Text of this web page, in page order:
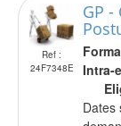
Ref :
24F7348E
GP -
Intra-
Dates